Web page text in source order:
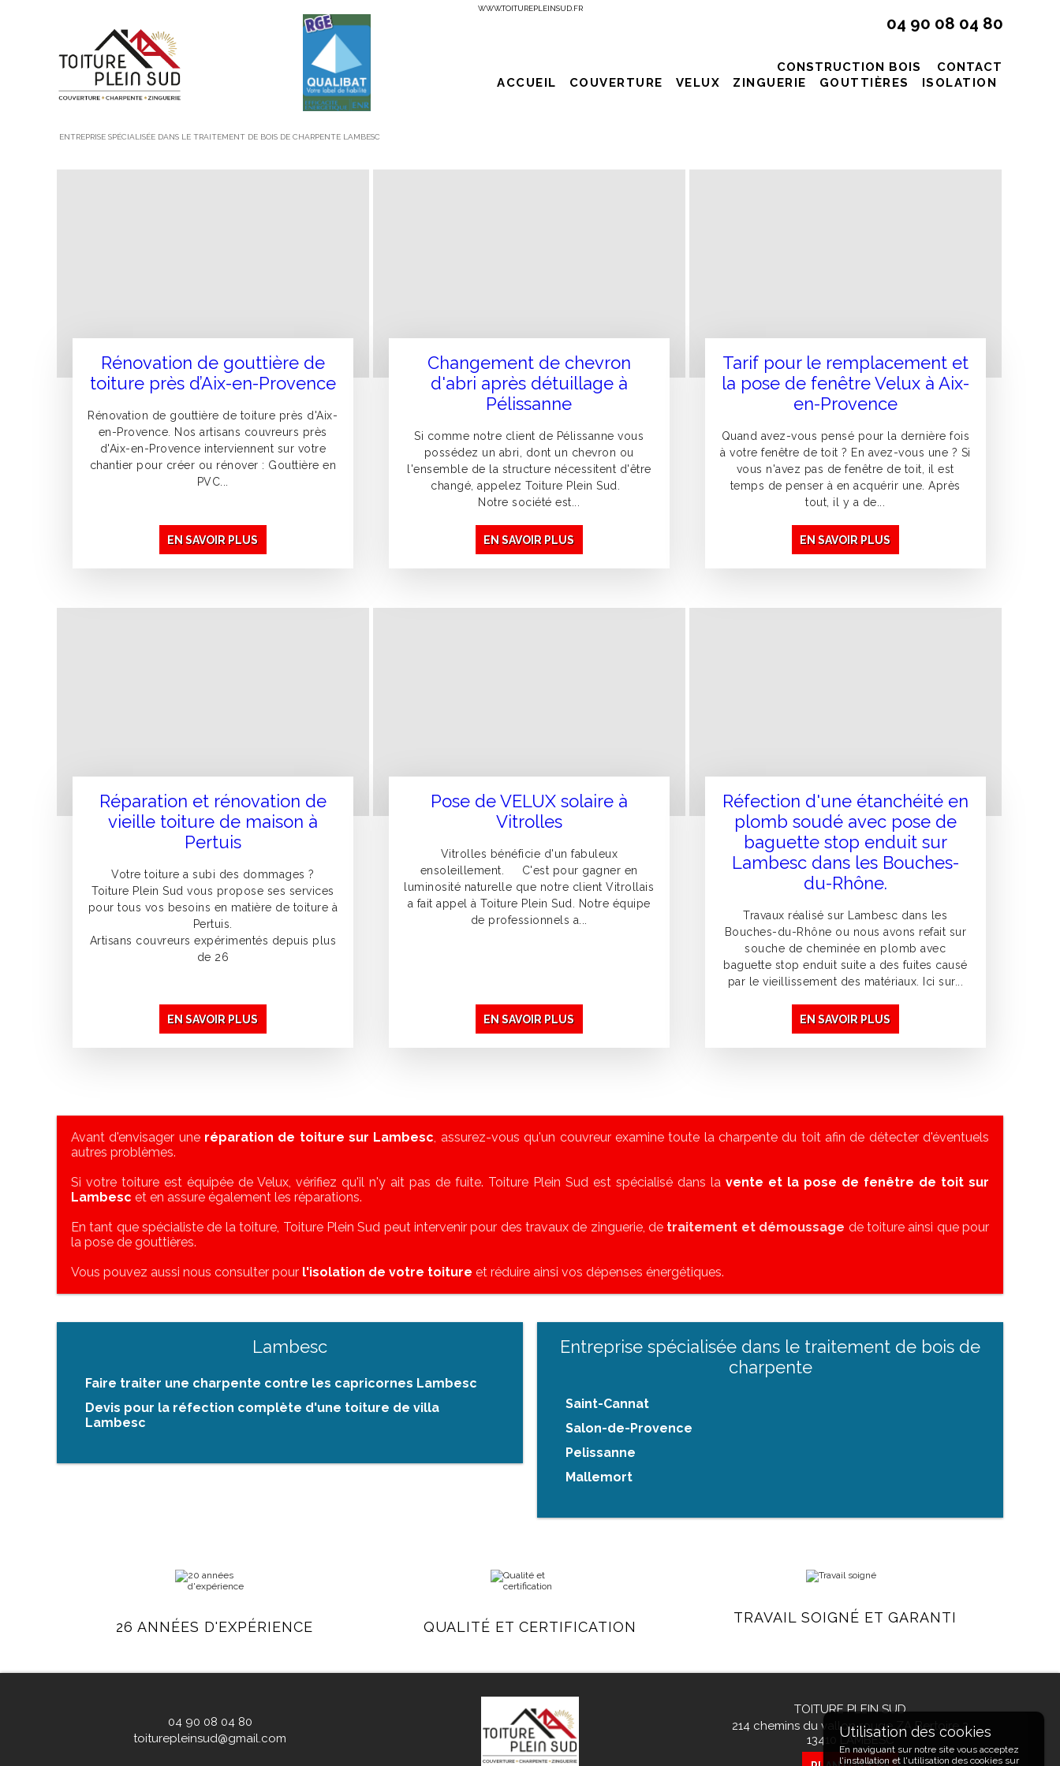
WWW.TOITUREPLEINSUD.FR
04 90 08 04 80
CONSTRUCTION BOIS
CONTACT
ACCUEIL
COUVERTURE VELUX ZINGUERIE GOUTTIÈRES ISOLATION
ENTREPRISE SPÉCIALISÉE DANS LE TRAITEMENT DE BOIS DE CHARPENTE LAMBESC
Rénovation de gouttière de
toiture près d’Aix-en-Provence
Rénovation de gouttière de toiture près d'Aix-
en-Provence. Nos artisans couvreurs près
d'Aix-en-Provence interviennent sur votre
chantier pour créer ou rénover : Gouttière en
PVC...
EN SAVOIR PLUS
Changement de chevron
d'abri après détuillage à
Pélissanne
Si comme notre client de Pélissanne vous
possédez un abri, dont un chevron ou
l'ensemble de la structure nécessitent d'être
changé, appelez Toiture Plein Sud.
Notre société est...
EN SAVOIR PLUS
Tarif pour le remplacement et
la pose de fenêtre Velux à Aix-
en-Provence
Quand avez-vous pensé pour la dernière fois
à votre fenêtre de toit ? En avez-vous une ? Si
vous n'avez pas de fenêtre de toit, il est
temps de penser à en acquérir une. Après
tout, il y a de...
EN SAVOIR PLUS
Réparation et rénovation de
vieille toiture de maison à
Pertuis
Votre toiture a subi des dommages ?
Toiture Plein Sud vous propose ses services
pour tous vos besoins en matière de toiture à
Pertuis.
Artisans couvreurs expérimentés depuis plus
de 26
EN SAVOIR PLUS
Pose de VELUX solaire à
Vitrolles
Vitrolles bénéficie d'un fabuleux
ensoleillement. C'est pour gagner en
luminosité naturelle que notre client Vitrollais
a fait appel à Toiture Plein Sud. Notre équipe
de professionnels a...
EN SAVOIR PLUS
Réfection d'une étanchéité en
plomb soudé avec pose de
baguette stop enduit sur
Lambesc dans les Bouches-
du-Rhône.
Travaux réalisé sur Lambesc dans les
Bouches-du-Rhône ou nous avons refait sur
souche de cheminée en plomb avec
baguette stop enduit suite a des fuites causé
par le vieillissement des matériaux. Ici sur...
EN SAVOIR PLUS
Avant d'envisager une réparation de toiture sur Lambesc, assurez-vous qu'un couvreur examine toute la charpente du toit afin de détecter d'éventuels
autres problèmes.
Si votre toiture est équipée de Velux, vérifiez qu'il n'y ait pas de fuite. Toiture Plein Sud est spécialisé dans la vente et la pose de fenêtre de toit sur
Lambesc et en assure également les réparations.
En tant que spécialiste de la toiture, Toiture Plein Sud peut intervenir pour des travaux de zinguerie, de traitement et démoussage de toiture ainsi que pour
la pose de gouttières.
Vous pouvez aussi nous consulter pour l'isolation de votre toiture et réduire ainsi vos dépenses énergétiques.
Lambesc
Faire traiter une charpente contre les capricornes Lambesc
Devis pour la réfection complète d'une toiture de villa
Lambesc
Entreprise spécialisée dans le traitement de bois de
charpente
Saint-Cannat
Salon-de-Provence
Pelissanne
Mallemort
26 ANNÉES D'EXPÉRIENCE QUALITÉ ET CERTIFICATION
TRAVAIL SOIGNÉ ET GARANTI
04 90 08 04 80
toiturepleinsud@gmail.com
TOITURE PLEIN SUD
214 chemins du vallon rouge ZA Bertoire 2
13410
LAMBESC
En naviguant sur notre site vous acceptez
l'installation et l'utilisation des cookies sur